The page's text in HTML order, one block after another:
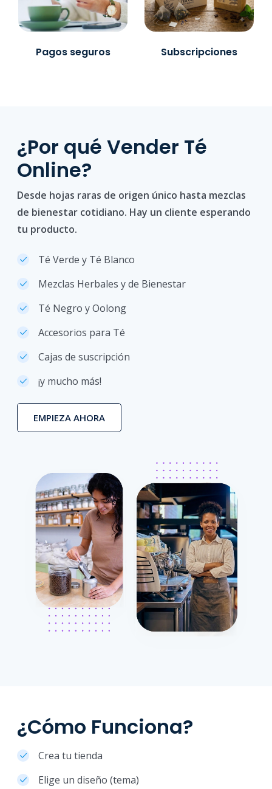
Pagos seguros Subscripciones
¿Por qué Vender Té
Online?
Desde hojas raras de origen único hasta mezclas
de bienestar cotidiano. Hay un cliente esperando
tu producto.
Té Verde y Té Blanco
Mezclas Herbales y de Bienestar
Té Negro y Oolong
Accesorios para Té
Cajas de suscripción
¡y mucho más!
EMPIEZA AHORA
¿Cómo Funciona?
Crea tu tienda
Elige un diseño (tema)